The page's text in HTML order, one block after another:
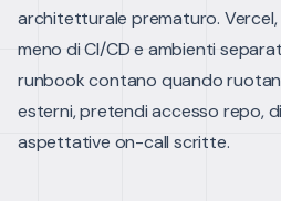
architetturale prematuro.
meno di CI/CD e ambienti
runbook contano quando
esterni, pretendi accesso repo,
aspettative on-call scritte.